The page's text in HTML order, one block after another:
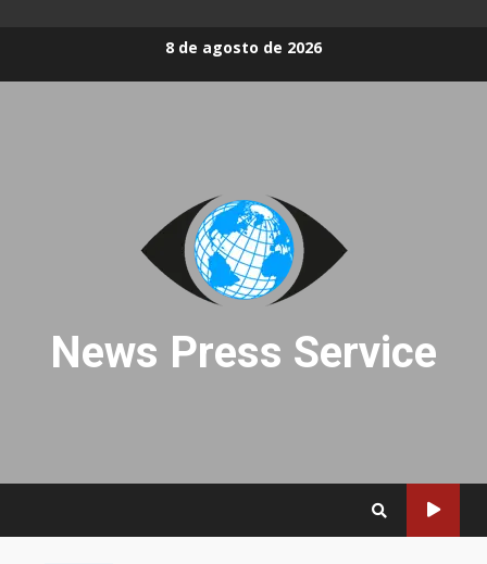
8 de agosto de 2026
News Press Service